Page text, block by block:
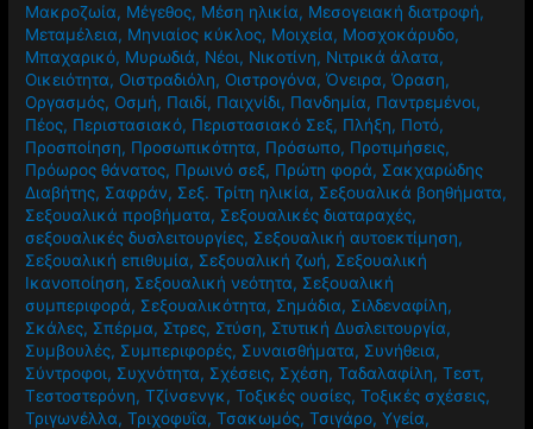
Μακροζωία, Μέγεθος, Μέση ηλικία, Μεσογειακή διατροφή,
Μεταμέλεια, Μηνιαίος κύκλος, Μοιχεία, Μοσχοκάρυδο,
Μπαχαρικό, Μυρωδιά, Νέοι, Νικοτίνη, Νιτρικά άλατα,
Οικειότητα, Οιστραδιόλη, Οιστρογόνα,Όνειρα,Όραση,
Οργασμός, Οσμή, Παιδί, Παιχνίδι, Πανδημία, Παντρεμένοι,
Πέος, Περιστασιακό, Περιστασιακό Σεξ, Πλήξη, Ποτό,
Προσποίηση, Προσωπικότητα, Πρόσωπο, Προτιμήσεις,
Πρόωρος θάνατος, Πρωινό σεξ, Πρώτη φορά, Σακχαρώδης
Διαβήτης, Σαφράν, Σεξ. Τρίτη ηλικία, Σεξουαλικά βοηθήματα,
Σεξουαλικά προβήματα, Σεξουαλικές διαταραχές,
σεξουαλικές δυσλειτουργίες, Σεξουαλική αυτοεκτίμηση,
Σεξουαλική επιθυμία, Σεξουαλική ζωή, Σεξουαλική
Ικανοποίηση, Σεξουαλική νεότητα, Σεξουαλική
συμπεριφορά, Σεξουαλικότητα, Σημάδια, Σιλδεναφίλη,
Σκάλες, Σπέρμα, Στρες, Στύση, Στυτική Δυσλειτουργία,
Συμβουλές, Συμπεριφορές, Συναισθήματα, Συνήθεια,
Σύντροφοι, Συχνότητα, Σχέσεις, Σχέση,Ταδαλαφίλη,Τεστ,
Τεστοστερόνη,Τζίνσενγκ,Τοξικές ουσίες,Τοξικές σχέσεις,
Τριγωνέλλα,Τριχοφυΐα,Τσακωμός,Τσιγάρο,Υγεία,